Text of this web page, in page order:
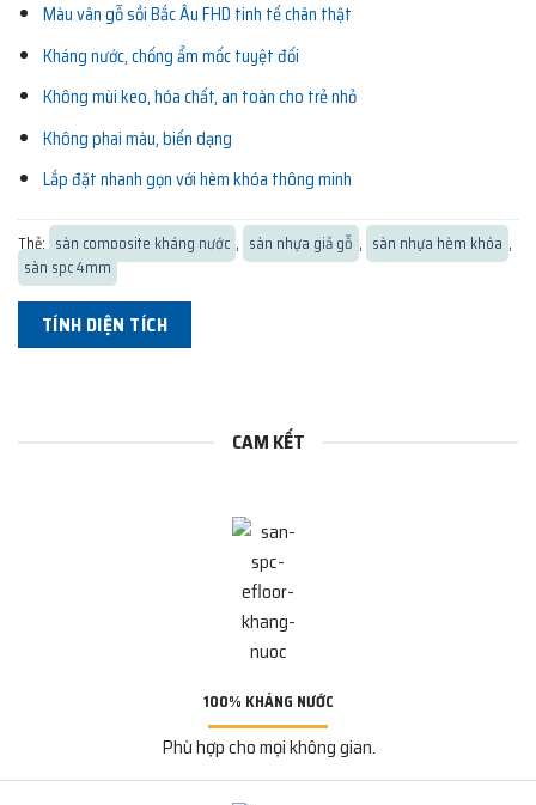
Màu vân gỗ sồi Bắc Âu FHD tinh tế chân thật
Kháng nước, chống ẩm mốc tuyệt đối
Không mùi keo, hóa chất, an toàn cho trẻ nhỏ
Không phai màu, biến dạng
Lắp đặt nhanh gọn với hèm khóa thông minh
Thẻ: sàn composite kháng nước , sàn nhựa giả gỗ , sàn nhựa hèm khóa ,
sàn spc 4mm
TÍNH DIỆN TÍCH
CAM KẾT
100% KHÁNG NƯỚC
Phù hợp cho mọi không gian.